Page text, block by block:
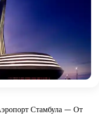
Стамбула – От